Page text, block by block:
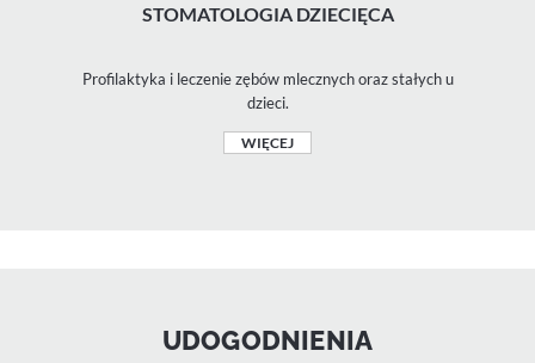
STOMATOLOGIA DZIECIĘCA
Profilaktyka i leczenie zębów mlecznych oraz stałych u
dzieci.
WIĘCEJ
UDOGODNIENIA